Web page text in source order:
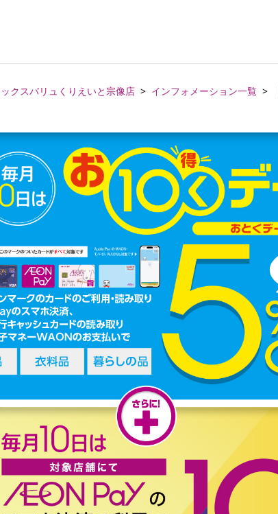
クスバリュくりえいと宗像店 インフォメーション一覧